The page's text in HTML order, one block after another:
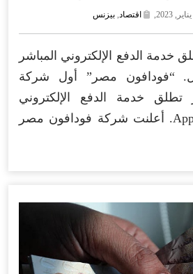
اقتصاد, بيزنس
خدمة الدفع الإلكتروني المباشر
“فودافون مصر” أول شركة
خدمة الدفع الإلكتروني
المباشر لمنتجات Apple. أعلنت شركة فودافون مصر